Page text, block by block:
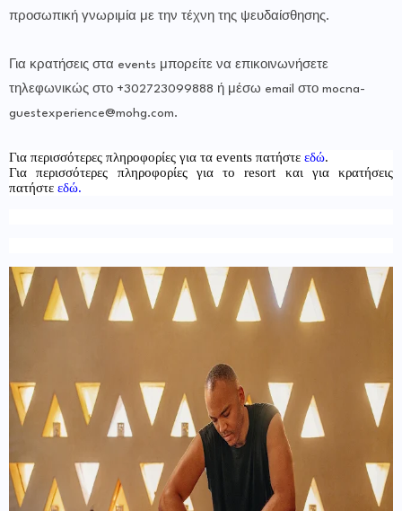
προσωπική γνωριμία με την τέχνη της ψευδαίσθησης.
Για κρατήσεις στα events μπορείτε να επικοινωνήσετε
τηλεφωνικώς στο +302723099888 ή μέσω email στο mocna-
guestexperience@mohg.com.
Για περισσότερες πληροφορίες για τα events πατήστε εδώ.
Για περισσότερες πληροφορίες για το resort και για κρατήσεις
πατήστε εδώ.